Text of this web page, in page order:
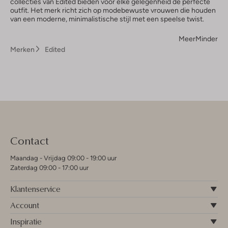
outfit. Het merk richt zich op modebewuste vrouwen die houden
van een moderne, minimalistische stijl met een speelse twist.
MeerMinder
Merken
Edited
Contact
Maandag - Vrijdag 09:00 - 19:00 uur
Zaterdag 09:00 - 17:00 uur
Klantenservice
Account
Inspiratie